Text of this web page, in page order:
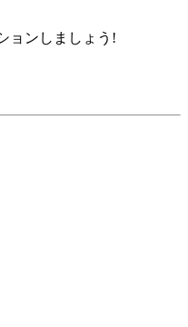
ョンしましょう!